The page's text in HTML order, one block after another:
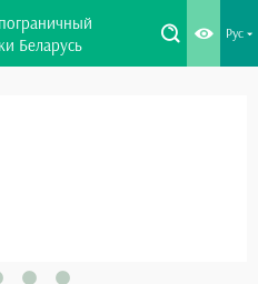
Беларусь
Рус